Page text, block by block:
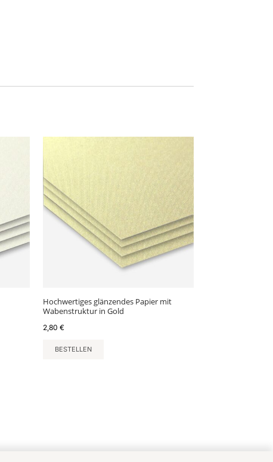
Hochwertiges glänzendes Papier mit
Wabenstruktur in Gold
2,80 €
BESTELLEN